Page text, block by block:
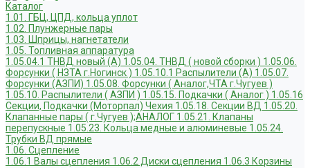
Каталог
1.01. ГБЦ, ЦПД, кольца уплот
1.02. Плунжерные пары
1.03. Шприцы, нагнетатели
1.05. Топливная аппаратура
1.05.04.1 ТНВД новый (А) 1.05.04. ТНВД ( новой сборки ) 1.05.06.
Форсунки ( НЗТА г.Ногинск ) 1.05.10.1 Распылители (А) 1.05.07.
Форсунки (АЗПИ) 1.05.08. Форсунки ( Аналог,ЧТА г.Чугуев )
1.05.10. Распылители ( АЗПИ ) 1.05.15. Подкачки ( Аналог ) 1.05.16
Секции, Подкачки (Моторпал) Чехия 1.05.18. Секции ВД 1.05.20.
Клапанные пары ( г.Чугуев );АНАЛОГ 1.05.21. Клапаны
перепускные 1.05.23. Кольца медные и алюминевые 1.05.24.
Трубки ВД прямые
1.06. Сцепление
1.06.1 Валы сцепления 1.06.2 Диски сцепления 1.06.3 Корзины